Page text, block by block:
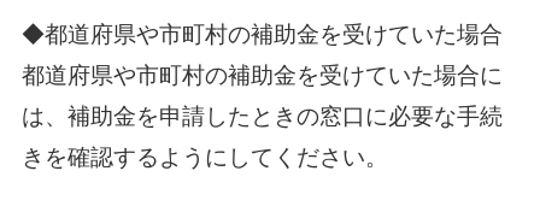
◆都道府県や市町村の補助金を受けていた場合
都道府県や市町村の補助金を受けていた場合に
は、補助金を申請したときの窓口に必要な手続
きを確認するようにしてください。